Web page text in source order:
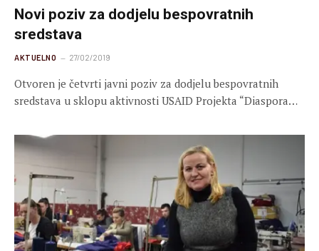
Novi poziv za dodjelu bespovratnih
sredstava
AKTUELNO 27/02/2019
Otvoren je četvrti javni poziv za dodjelu bespovratnih
sredstava u sklopu aktivnosti USAID Projekta “Diaspora…